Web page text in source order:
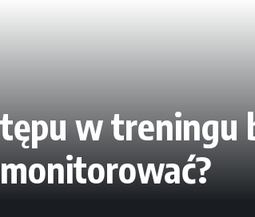
w treningu